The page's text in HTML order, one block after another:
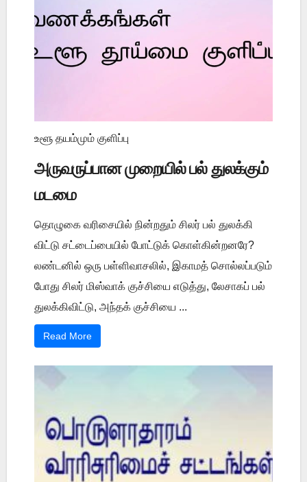
உளூ தயம்மும் குளிப்பு
அருவருப்பான முறையில் பல் துலக்கும்
மடமை
தொழுகை வரிசையில் நின்றதும் சிலர் பல் துலக்கி
விட்டு சட்டைப்பையில் போட்டுக் கொள்கின்றனரே?
லண்டனில் ஒரு பள்ளிவாசலில், இகாமத் சொல்லப்படும்
போது சிலர் மிஸ்வாக் குச்சியை எடுத்து, லேசாகப் பல்
துலக்கிவிட்டு, அந்தக் குச்சியை ...
Read More